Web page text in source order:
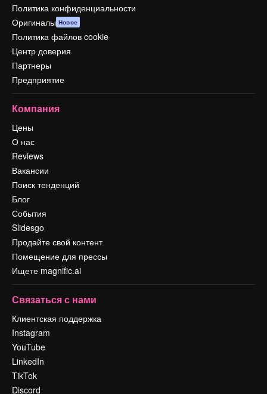
Политика конфиденциальности
Оригиналы Новое
Политика файлов cookie
Центр доверия
Партнеры
Предприятие
Компания
Цены
О нас
Reviews
Вакансии
Поиск тенденций
Блог
События
Slidesgo
Продайте свой контент
Помещение для прессы
Ищете magnific.ai
Связаться с нами
Клиентская поддержка
Instagram
YouTube
LinkedIn
TikTok
Discord